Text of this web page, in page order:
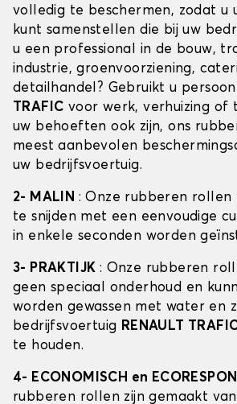
volledig te beschermen, zodat u
kunt samenstellen die bij uw
u een professional in de bouw,
industrie, groenvoorziening,
detailhandel? Gebruikt u
TRAFIC voor werk, verhuizing of
uw behoeften ook zijn, ons
meest aanbevolen
uw bedrijfsvoertuig.
2- MALIN : Onze rubberen rollen
te snijden met een eenvoudige
in enkele seconden worden
3- PRAKTIJK : Onze rubberen
geen speciaal onderhoud en
worden gewassen met water en
bedrijfsvoertuig RENAULT
te houden.
4- ECONOMISCH en
rubberen rollen zijn gemaakt